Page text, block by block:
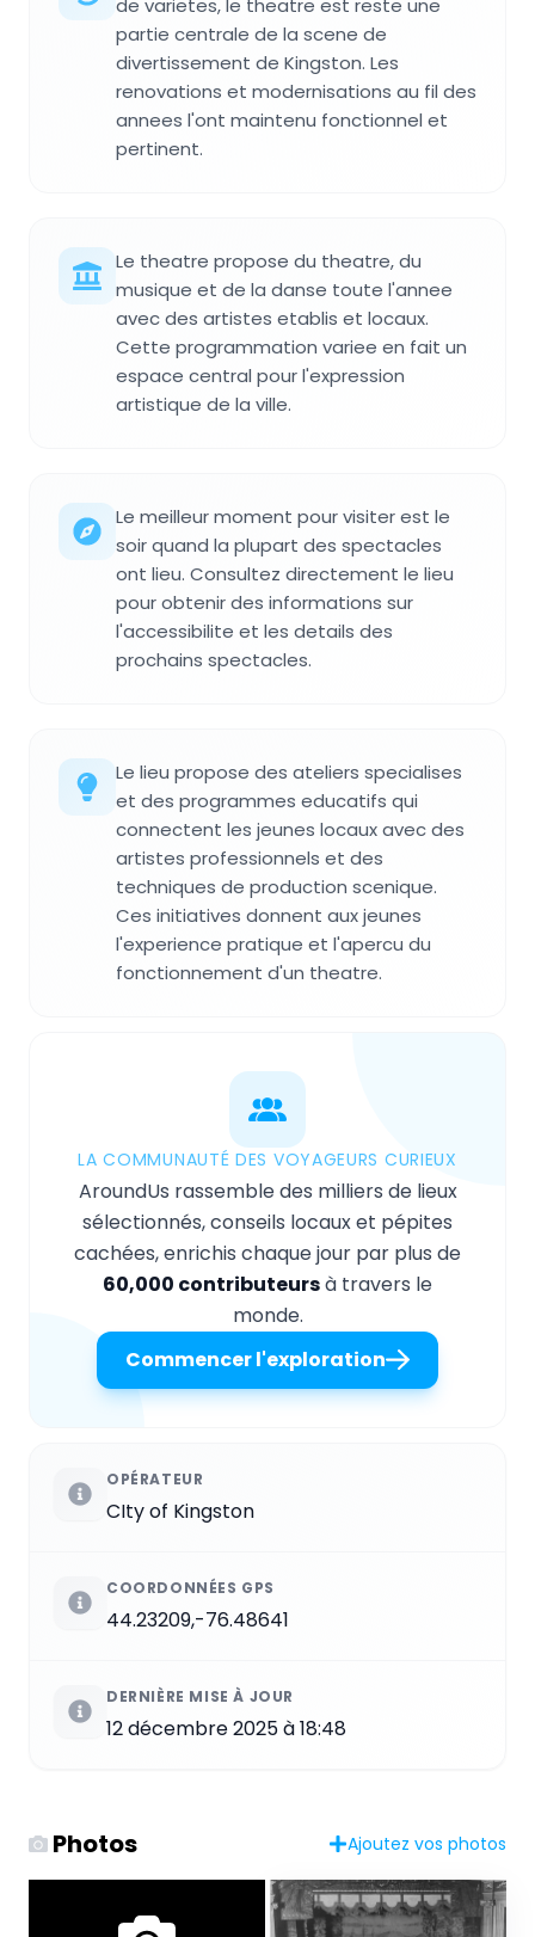
de varietes, le theatre est reste une
partie centrale de la scene de
divertissement de Kingston. Les
renovations et modernisations au fil des
annees l'ont maintenu fonctionnel et
pertinent.
Le theatre propose du theatre, du
musique et de la danse toute l'annee
avec des artistes etablis et locaux.
Cette programmation variee en fait un
espace central pour l'expression
artistique de la ville.
Le meilleur moment pour visiter est le
soir quand la plupart des spectacles
ont lieu. Consultez directement le lieu
pour obtenir des informations sur
l'accessibilite et les details des
prochains spectacles.
Le lieu propose des ateliers specialises
et des programmes educatifs qui
connectent les jeunes locaux avec des
artistes professionnels et des
techniques de production scenique.
Ces initiatives donnent aux jeunes
l'experience pratique et l'apercu du
fonctionnement d'un theatre.
LA COMMUNAUTÉ DES VOYAGEURS CURIEUX
AroundUs rassemble des milliers de lieux
sélectionnés, conseils locaux et pépites
cachées, enrichis chaque jour par plus de
60,000 contributeursà travers le
monde.
Commencer l'exploration
OPÉRATEUR
CIty of Kingston
COORDONNÉES GPS
44.23209,-76.48641
DERNIÈRE MISE À JOUR
12 décembre 2025 à 18:48
Photos Ajoutez vos photos